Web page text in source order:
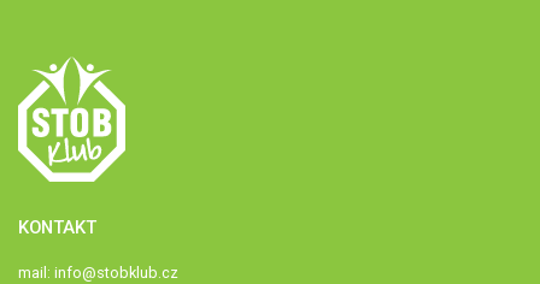
KONTAKT
mail: info@stobklub.cz